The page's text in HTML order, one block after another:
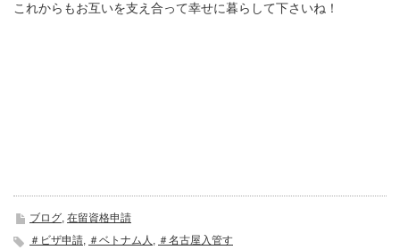
これからもお互いを支え合って幸せに暮らして下さいね！
ブログ, 在留資格申請
＃ビザ申請, ＃ベトナム人 , ＃名古屋入管す